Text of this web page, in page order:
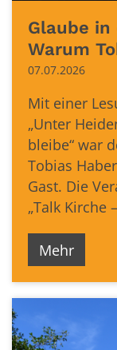
Glaube in
Warum
07.07.2026
Mit einer
„Unter
bleibe“ war
Tobias
Gast. Die
„Talk Kirche
Mehr